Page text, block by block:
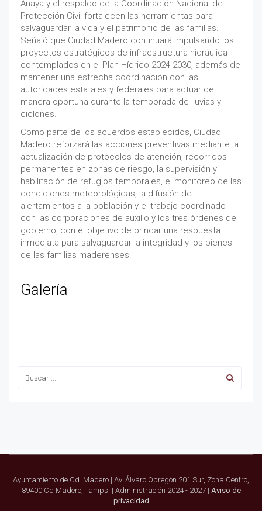
Anaya y el respaldo de la Coordinación Nacional de
Protección Civil fortalecen las herramientas para
salvaguardar la vida y el patrimonio de las familias.
Señaló que Ciudad Madero continuará impulsando los
proyectos estratégicos de infraestructura hidráulica
contemplados en el Plan Hídrico 2024-2030, además de
mantener una estrecha coordinación con las
autoridades estatales y federales para actuar de
manera oportuna durante la temporada de lluvias y
ciclones.
Como parte de los acuerdos establecidos, Ciudad
Madero reforzará las acciones preventivas mediante la
actualización de protocolos de atención, recorridos
permanentes en zonas de riesgo, la supervisión y
habilitación de refugios temporales, el monitoreo de las
condiciones meteorológicas, la difusión de
alertamientos a la población y el trabajo coordinado
con las corporaciones de auxilio y los tres órdenes de
gobierno, con el objetivo de brindar una respuesta
inmediata para salvaguardar la integridad y los bienes
de las familias maderenses.
Galería
Ayuntamiento de Cd. Madero | Av. Álvaro Obregón 201 Sur, Zona Centro,
89400 Cd Madero, Tamps. | Administración 2024 - 2027 | Aviso de
privacidad